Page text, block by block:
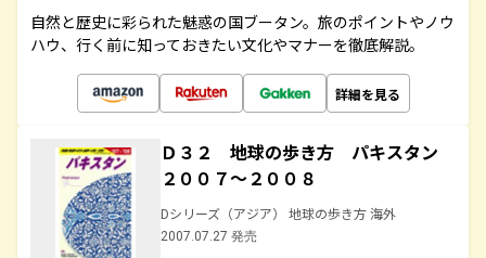
自然と歴史に彩られた魅惑の国ブータン。旅のポイントやノウ
ハウ、行く前に知っておきたい文化やマナーを徹底解説。
詳細を見る
Ｄ３２ 地球の歩き方 パキスタン
２００７～２００８
Dシリーズ（アジア） 地球の歩き方 海外
2007.07.27 発売